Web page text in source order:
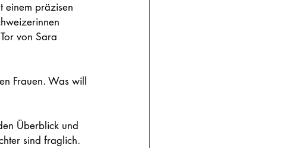
einem präzisen
von Sara
Frauen. Was will
Überblick und
sind fraglich.